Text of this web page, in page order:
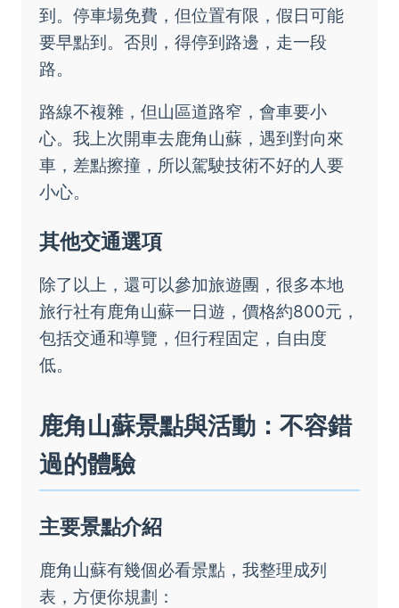
到。停車場免費，但位置有限，假日可能
要早點到。否則，得停到路邊，走一段
路。
路線不複雜，但山區道路窄，會車要小
心。我上次開車去鹿角山蘇，遇到對向來
車，差點擦撞，所以駕駛技術不好的人要
小心。
其他交通選項
除了以上，還可以參加旅遊團，很多本地
旅行社有鹿角山蘇一日遊，價格約800元，
包括交通和導覽，但行程固定，自由度
低。
鹿角山蘇景點與活動：不容錯
過的體驗
主要景點介紹
鹿角山蘇有幾個必看景點，我整理成列
表，方便你規劃：